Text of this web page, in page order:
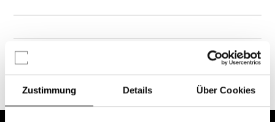
Zustimmung Details Über Cookies
Chancen & Risiken